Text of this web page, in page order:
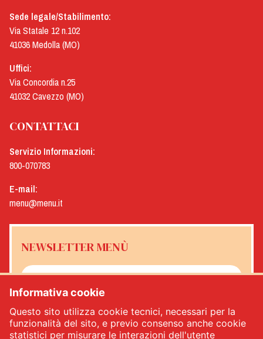
Sede legale/Stabilimento:
Via Statale 12 n.102
41036 Medolla (MO)
Uffici:
Via Concordia n.25
41032 Cavezzo (MO)
CONTATTACI
Servizio Informazioni:
800-070783
E-mail:
menu@menu.it
NEWSLETTER MENÙ
Informativa cookie
Questo sito utilizza cookie tecnici, necessari per la
funzionalità del sito, e previo consenso anche cookie
statistici per misurare le interazioni dell'utente